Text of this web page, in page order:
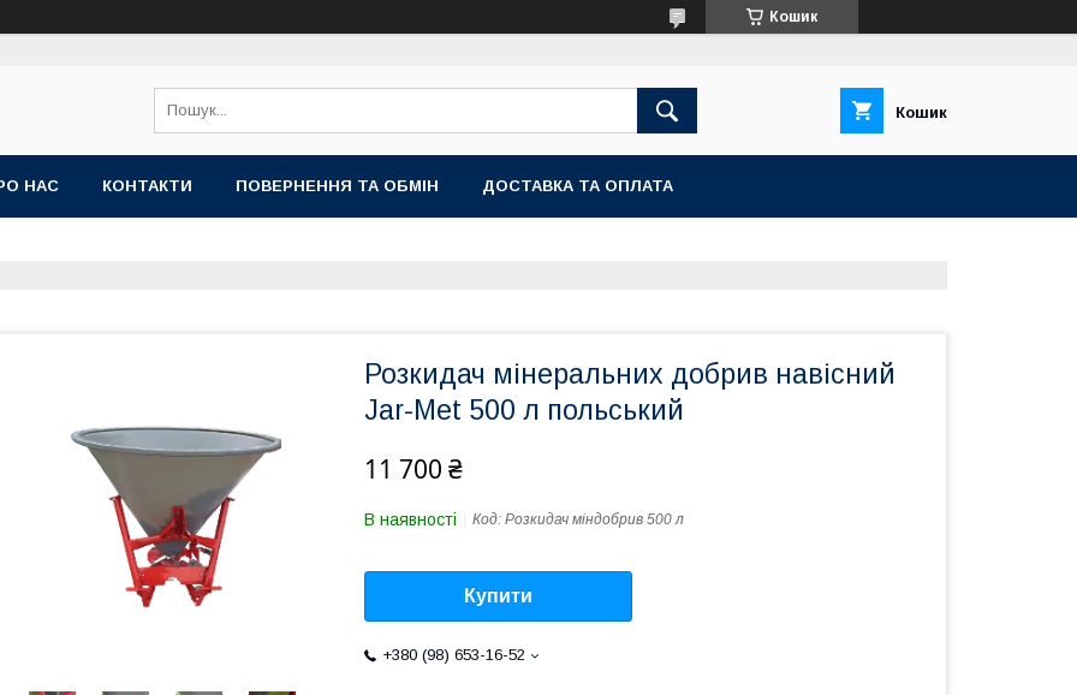
Кошик
Кошик
НАС КОНТАКТИ ПОВЕРНЕННЯ ТА ОБМІН ДОСТАВКА ТА ОПЛАТА
Розкидач мінеральних добрив навісний
Jar-Met 500 л польський
11 700 ₴
В наявності Код: Розкидач міндобрив 500 л
Купити
+380 (98) 653-16-52